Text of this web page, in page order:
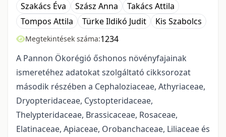
Szakács Éva
Szász Anna
Takács Attila
Tompos Attila
Türke Ildikó Judit Kis Szabolcs
Megtekintések száma:1234
A Pannon Ökorégió őshonos növényfajainak
ismeretéhez adatokat szolgáltató cikkso­ro­zat
második részében a Cephaloziaceae, Athyriaceae,
Dryopteridaceae, Cystopteridaceae,
Thelypteridaceae, Brassicaceae, Rosaceae,
Elatinaceae, Apiaceae, Orobanchaceae, Liliaceae és